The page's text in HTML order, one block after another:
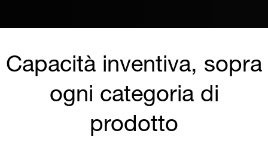
Capacità inventiva, sopra
ogni categoria di
prodotto